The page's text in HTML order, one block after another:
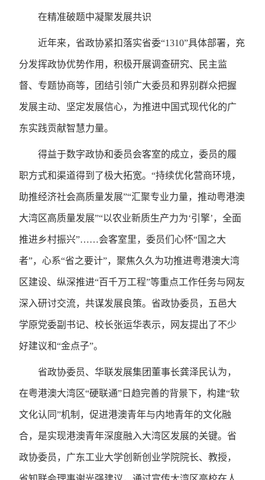
在精准破题中凝聚发展共识
近年来，省政协紧扣落实省委“1310”具体部署，充
分发挥政协优势作用，积极开展调查研究、民主监
督、专题协商等，团结引领广大委员和界别群众把握
发展主动、坚定发展信心，为推进中国式现代化的广
东实践贡献智慧力量。
得益于数字政协和委员会客室的成立，委员的履
职方式和渠道得到了极大拓宽。“持续优化营商环境，
助推经济社会高质量发展”“汇聚专业力量，推动粤港澳
大湾区高质量发展”“以农业新质生产力为‘引擎’，全面
推进乡村振兴”……会客室里，委员们心怀“国之大
者”，心系“省之要计”，聚焦久久为功推进粤港澳大湾
区建设、纵深推进“百千万工程”等重点工作任务与网友
深入研讨交流，共谋发展良策。省政协委员，五邑大
学原党委副书记、校长张运华表示，网友提出了不少
好建议和“金点子”。
省政协委员、华联发展集团董事长龚泽民认为，
在粤港澳大湾区“硬联通”日趋完善的背景下，构建“软
文化认同”机制，促进港澳青年与内地青年的文化融
合，是实现港澳青年深度融入大湾区发展的关键。省
政协委员，广东工业大学创新创业学院院长、教授，